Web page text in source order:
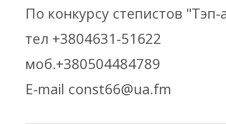
По конкурсу степистов
тел +3804631-51622
моб.+380504484789
E-mail const66@ua.fm